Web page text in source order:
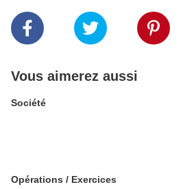
Vous aimerez aussi
Société
Opérations / Exercices